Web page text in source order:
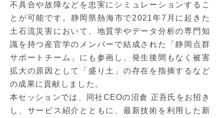
不具合や故障などを忠実にシミュレーションするこ
とが可能です。静岡県熱海市で2021年7月に起きた
土石流災害において、地質学やデータ分析の専門知
識を持つ産官学のメンバーで結成された「静岡点群
サポートチーム」にも参画し、発生後間もなく被害
拡大の原因として「盛り土」の存在を指摘するなど
の成果に貢献しました。
本セッションでは、同社CEOの沼倉 正吾氏をお招き
し、サービス紹介とともに、最新技術を利用した新